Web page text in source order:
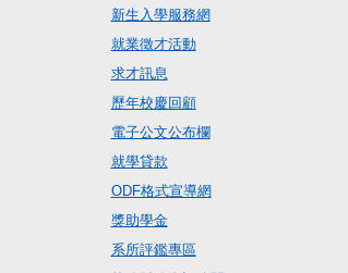
新生入學服務網
就業徵才活動
求才訊息
歷年校慶回顧
電子公文公布欄
就學貸款
ODF格式宣導網
獎助學金
系所評鑑專區